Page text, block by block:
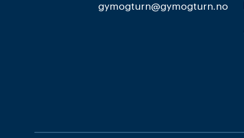
gymogturn@gymogturn.no